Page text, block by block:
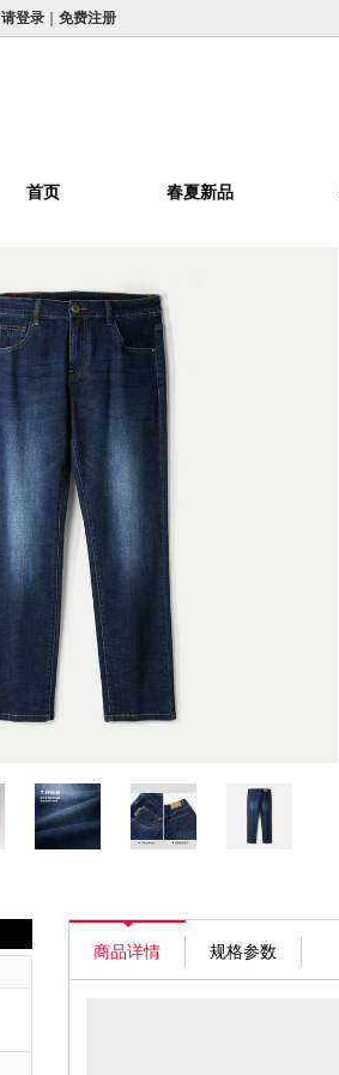
请登录 免费注册
首页 春夏新品
商品详情 规格参数